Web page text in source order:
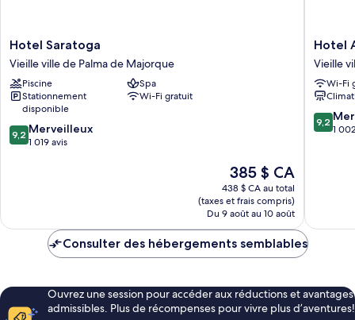
Hotel
Saratoga
Vieille
ville
de
Palma
de
Majorque
Hotel Saratoga
Vieille ville de Palma de Majorque
Piscine
Spa
Stationnement
disponible
Wi-Fi gratuit
9.2
sur
9,2 Merveilleux
1 019 avis
Le
prix
est
de
385 $ CA
385 $ CA
438 $ CA au total
(taxes et frais compris)
Du 9 août au 10 août
Hotel
Vieille
ville
de
Palma
de
Hotel
Vieille
Wi-Fi
9.2
sur
9,2
1
Consulter des hébergements semblables
Ouvrez une session pour accéder aux réductions et avantages
admissibles. Plus de récompenses pour vivre plus d’aventures!